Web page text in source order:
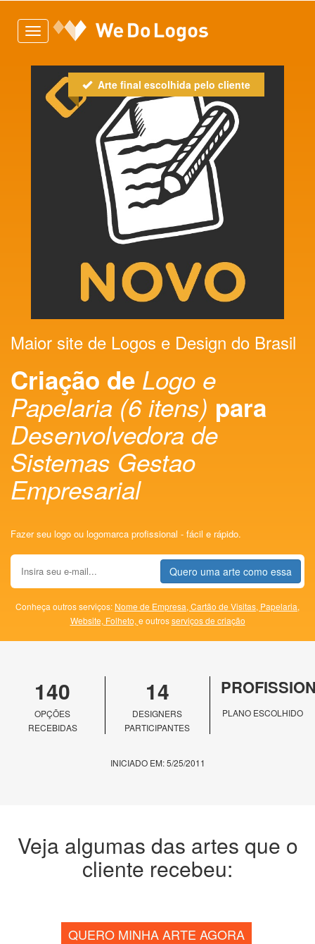
Toggle
navigation
Arte final escolhida pelo cliente
Maior site de Logos e Design do Brasil
Criação de Logo e
Papelaria (6 itens) para
Desenvolvedora de
Sistemas Gestao
Empresarial
Fazer seu logo ou logomarca profissional - fácil e rápido.
Quero uma arte como essa
Conheça outros serviços: Nome de Empresa, Cartão de Visitas, Papelaria,
Website, Folheto, e outrosserviços de criação
140
OPÇÕES
RECEBIDAS
14
DESIGNERS
PARTICIPANTES
PLANO ESCOLHIDO
INICIADO EM: 5/25/2011
Veja algumas das artes que o
cliente recebeu:
QUERO MINHA ARTE AGORA